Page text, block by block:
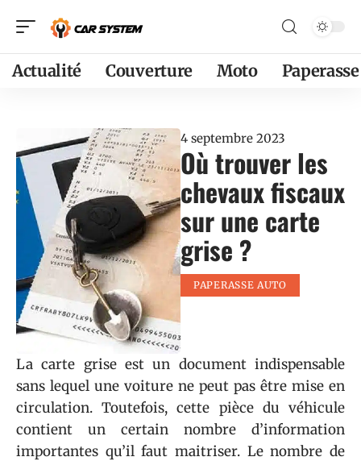
Actualité Couverture Moto
4 septembre 2023
Où trouver les
chevaux fiscaux
sur une carte
grise ?
PAPERASSE AUTO
La carte grise est un document indispensable
sans lequel une voiture ne peut pas être mise en
circulation. Toutefois, cette pièce du véhicule
contient un certain nombre d’information
importantes qu’il faut maitriser. Le nombre de